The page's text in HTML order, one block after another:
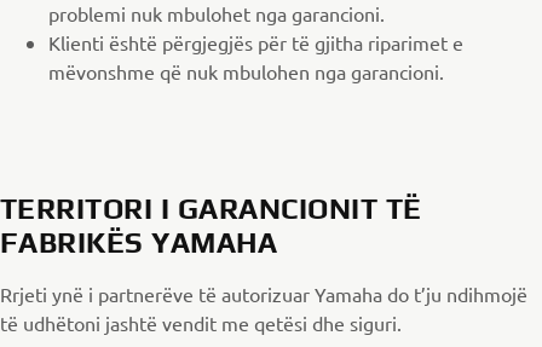
problemi nuk mbulohet nga garancioni.
Klienti është përgjegjës për të gjitha riparimet e
mëvonshme që nuk mbulohen nga garancioni.
TERRITORI I GARANCIONIT TË
FABRIKËS YAMAHA
Rrjeti ynë i partnerëve të autorizuar Yamaha do t’ju ndihmojë
të udhëtoni jashtë vendit me qetësi dhe siguri.